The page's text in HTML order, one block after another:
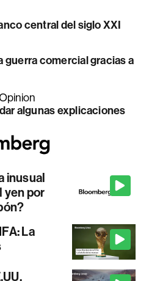
central del siglo XXI
guerra comercial gracias a
algunas explicaciones
inusual
yen por
La